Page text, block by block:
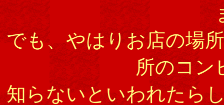
でも、やはりお店の場
所のコン
知らないといわれたら